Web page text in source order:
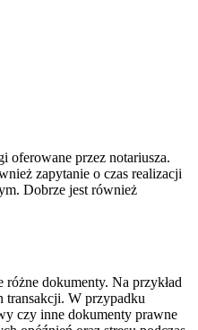
oferowane przez notariusza.
zapytanie o czas realizacji
Dobrze jest również
dokumenty. Na przykład
transakcji. W przypadku
czy inne dokumenty prawne